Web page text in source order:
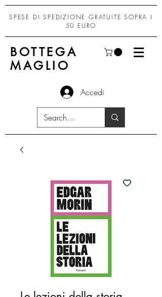
SPESE DI SPEDIZIONE GRATUITE SOPRA I
50 EURO
BOTTEGA
MAGLIO
Accedi